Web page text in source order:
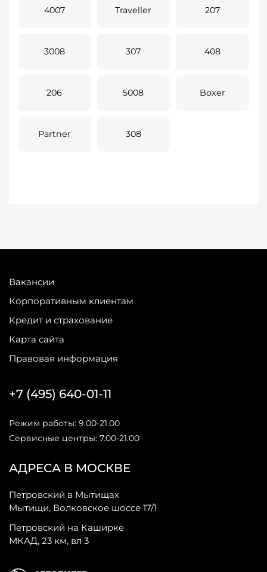
4007 Traveller 207
3008 307 408
206 5008 Boxer
Partner 308
Вакансии
Корпоративным клиентам
Кредит и страхование
Карта сайта
Правовая информация
АДРЕСА В МОСКВЕ
Петровский в Мытищах
Мытищи, Волковское шоссе 17/1
Петровский на Каширке
МКАД, 23 км, вл 3
+7 (495) 640-01-11
Режим работы: 9.00-21.00
Сервисные центры: 7.00-21.00